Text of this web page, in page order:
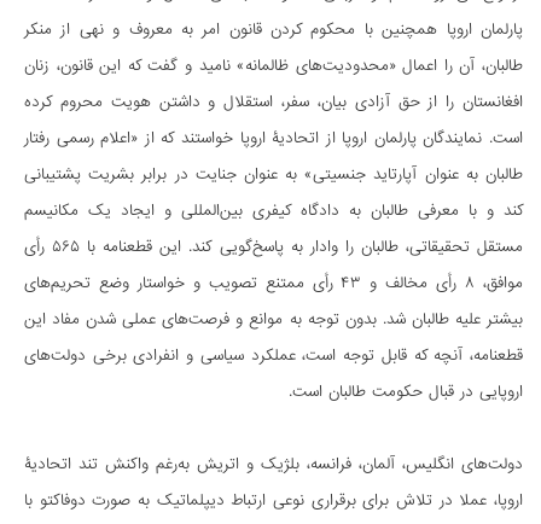
پارلمان اروپا همچنین با محکوم کردن قانون امر به معروف و نهی از منکر
طالبان، آن را اعمال «محدودیت‌های ظالمانه» نامید و گفت که این قانون، زنان
افغانستان را از حق آزادی بیان، سفر، استقلال و داشتن هویت محروم کرده
است. نمایندگان پارلمان اروپا از اتحادیۀ اروپا خواستند که از «اعلام رسمی رفتار
طالبان به عنوان آپارتاید جنسیتی» به عنوان جنایت در برابر بشریت پشتیبانی
کند و با معرفی طالبان به دادگاه کیفری بین‌المللی و ایجاد یک مکانیسم
مستقل تحقیقاتی، طالبان را وادار به پاسخ‌گویی کند. این قطعنامه با ۵۶۵ رأی
موافق، ۸ رأی مخالف و ۴۳ رأی ممتنع تصویب و خواستار وضع تحریم‌های
بیشتر علیه طالبان شد. بدون توجه به موانع و فرصت‌های عملی شدن مفاد این
قطعنامه، آنچه که قابل توجه است، عملکرد سیاسی و انفرادی برخی دولت‌های
اروپایی در قبال حکومت طالبان است.
دولت‌های انگلیس، آلمان، فرانسه، بلژیک و اتریش به‌رغم واکنش تند اتحادیۀ
اروپا، عملا در تلاش برای برقراری نوعی ارتباط دیپلماتیک به صورت دوفاکتو با